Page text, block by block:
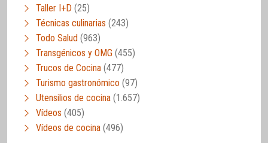
Taller I+D (25)
Técnicas culinarias (243)
Todo Salud (963)
Transgénicos y OMG (455)
Trucos de Cocina (477)
Turismo gastronómico (97)
Utensilios de cocina (1.657)
Vídeos (405)
Vídeos de cocina (496)